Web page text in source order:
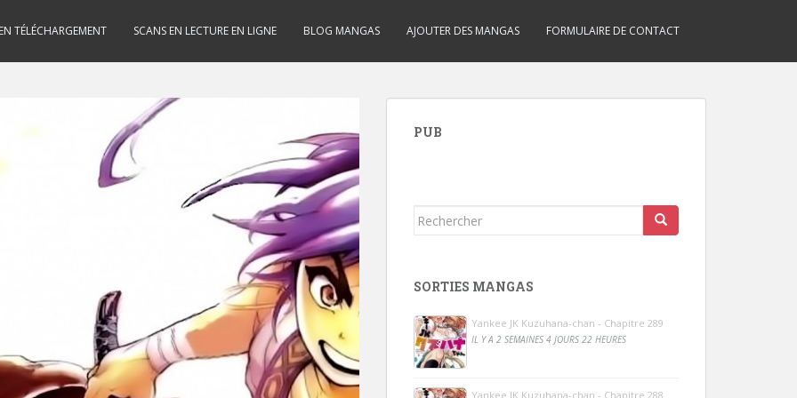
TÉLÉCHARGEMENT SCANS EN LECTURE EN LIGNE BLOG MANGAS AJOUTER DES MANGAS FORMULAIRE DE CONTACT
PUB
Rechercher...
SORTIES MANGAS
Yankee JK Kuzuhana-chan - Chapitre 289
IL Y A 2 SEMAINES 4 JOURS 22 HEURES
Yankee JK Kuzuhana-chan - Chapitre 288